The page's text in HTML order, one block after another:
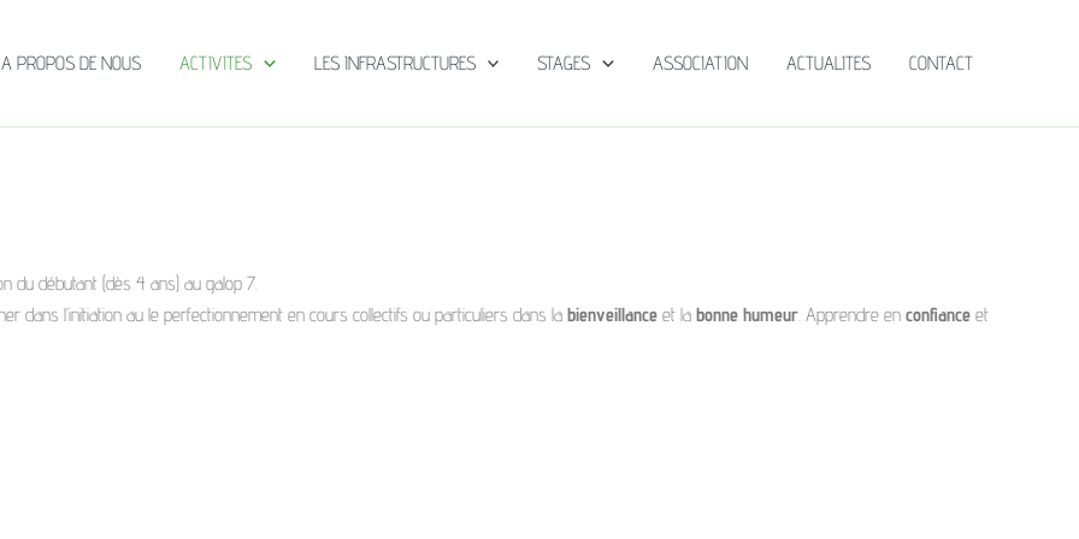
A PROPOS DE NOUS ACTIVITES LES INFRASTRUCTURES STAGES ASSOCIATION ACTUALITES CONTACT
du débutant (dès 4 ans) au galop 7.
dans l’initiation au le perfectionnement en cours collectifs ou particuliers dans la bienveillance et la bonne humeur. Apprendre en confiance et